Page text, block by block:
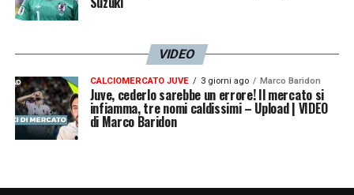
VIDEO
CALCIOMERCATO JUVE 3 giorni ago Marco Baridon
Juve, cederlo sarebbe un errore! Il mercato si
infiamma, tre nomi caldissimi – Upload | VIDEO
di Marco Baridon